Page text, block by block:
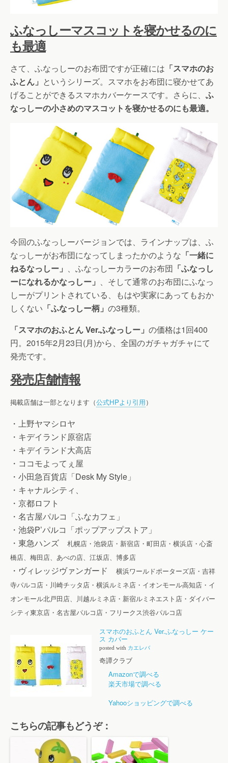
ふなっしーマスコットを寝かせるのに
も最適
さて、ふなっしーのお布団ですが正確には 「スマホのお
ふとん」 というシリーズ。スマホをお布団に寝かせてあ
げることができるスマホカバーケースです。さらに、 ふ
なっしーの小さめのマスコットを寝かせるのにも最適。
今回のふなっしーバージョンでは、ラインナップは、ふ
なっしーがお布団になってしまったかのような 「一緒に
ねるなっしー」 、ふなっしーカラーのお布団 「ふなっし
ーになれるかなっしー」 、そして通常のお布団にふなっ
しーがプリントされている、もはや実家にあってもおか
しくない 「ふなっしー柄」 の3種類。
「スマホのおふとん Ver.ふなっしー」 の価格は1回400
円。2015年2月23日(月)から、全国のガチャガチャにて
発売です。
発売店舗情報
掲載店舗は一部となります（公式HPより引用）
・上野ヤマシロヤ
・キデイランド原宿店
・キデイランド大高店
・ココモよってぇ屋
・小田急百貨店「Desk My Style」
・キャナルシティ、
・京都ロフト
・名古屋パルコ「ふなカフェ」
・池袋P’パルコ「ポップアップストア」
・東急ハンズ
札幌店・池袋店・新宿店・町田店・横浜店・心斎
橋店、梅田店、あべの店、江坂店、博多店
・ヴィレッジヴァンガード
横浜ワールドポーターズ店・吉祥
寺パルコ店・川崎チッタ店・横浜ルミネ店・イオンモール高知店・イ
オンモール北戸田店、川越ルミネ店・新宿ルミネエスト店・ダイバー
シティ東京店・名古屋パルコ店・フリークス渋谷パルコ店
スマホのおふとん Ver.ふなっしー ケー
ス カバー
posted with カエレバ
奇譚クラブ
Amazonで調べる
楽天市場で調べる
Yahooショッピングで調べる
こちらの記事もどうぞ：